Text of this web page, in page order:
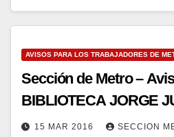
AVISOS PARA LOS TRABAJADORES DE
Sección de Metro –
BIBLIOTECA JORGE
15 MAR 2016 SECCION